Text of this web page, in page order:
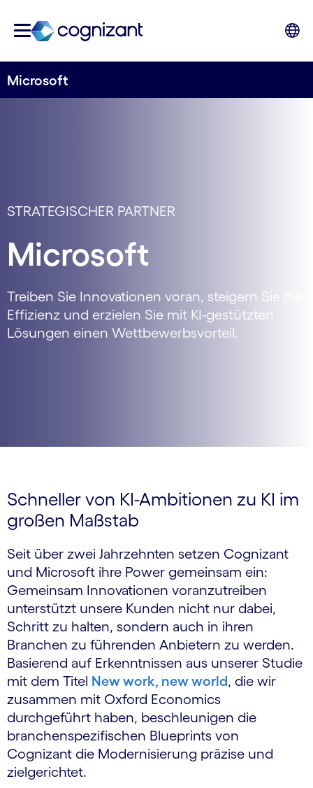
Microsoft
STRATEGISCHER PARTNER
Microsoft
Treiben Sie Innovationen voran, steigern Sie die
Effizienz und erzielen Sie mit KI-gestützten
Lösungen einen Wettbewerbsvorteil.
Schneller von KI-Ambitionen zu KI im
großen Maßstab
Seit über zwei Jahrzehnten setzen Cognizant
und Microsoft ihre Power gemeinsam ein:
Gemeinsam Innovationen voranzutreiben
unterstützt unsere Kunden nicht nur dabei,
Schritt zu halten, sondern auch in ihren
Branchen zu führenden Anbietern zu werden.
Basierend auf Erkenntnissen aus unserer Studie
mit dem Titel New work, new world, die wir
zusammen mit Oxford Economics
durchgeführt haben, beschleunigen die
branchenspezifischen Blueprints von
Cognizant die Modernisierung präzise und
zielgerichtet.